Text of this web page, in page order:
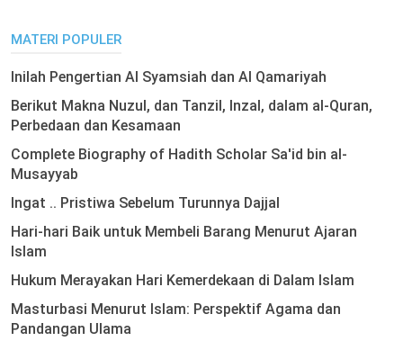
MATERI POPULER
Inilah Pengertian Al Syamsiah dan Al Qamariyah
Berikut Makna Nuzul, dan Tanzil, Inzal, dalam al-Quran,
Perbedaan dan Kesamaan
Complete Biography of Hadith Scholar Sa'id bin al-
Musayyab
Ingat .. Pristiwa Sebelum Turunnya Dajjal
Hari-hari Baik untuk Membeli Barang Menurut Ajaran
Islam
Hukum Merayakan Hari Kemerdekaan di Dalam Islam
Masturbasi Menurut Islam: Perspektif Agama dan
Pandangan Ulama